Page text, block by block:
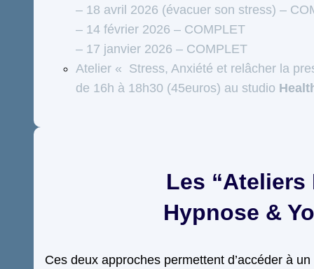
– 18 avril 2026 (évacuer son stress) –
– 14 février 2026 – COMPLET
– 17 janvier 2026 – COMPLET
Atelier « Stress, Anxiété et relâcher la
de 16h à 18h30 (45euros) au studio
Les “Ateliers
Hypnose &
Ces deux approches permettent d’accéder à